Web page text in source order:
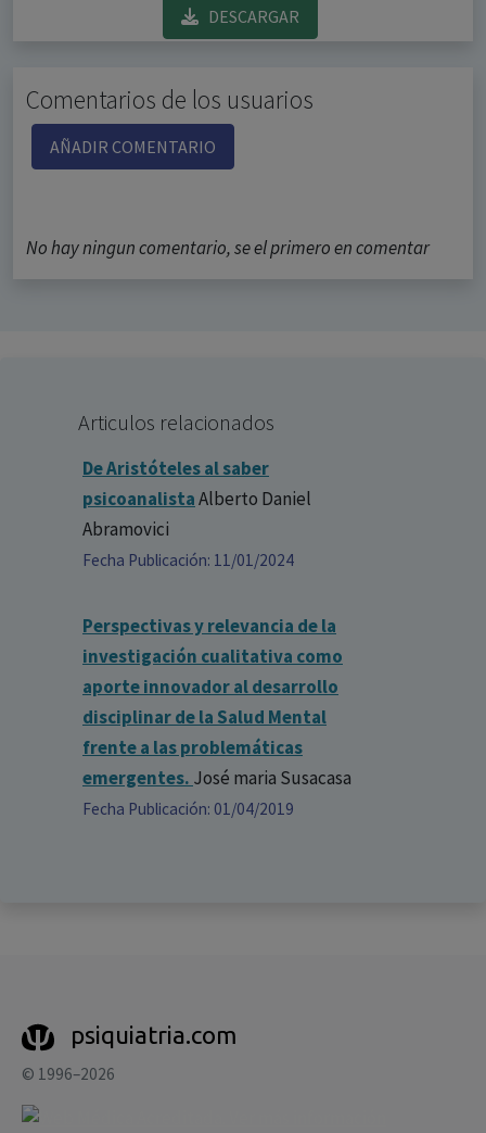
DESCARGAR
Comentarios de los usuarios
AÑADIR COMENTARIO
No hay ningun comentario, se el primero en comentar
Articulos relacionados
De Aristóteles al saber
psicoanalistaAlberto Daniel
Abramovici
Fecha Publicación: 11/01/2024
Perspectivas y relevancia de la
investigación cualitativa como
aporte innovador al desarrollo
disciplinar de la Salud Mental
frente a las problemáticas
emergentes. José maria Susacasa
Fecha Publicación: 01/04/2019
psiquiatria.com
© 1996–2026